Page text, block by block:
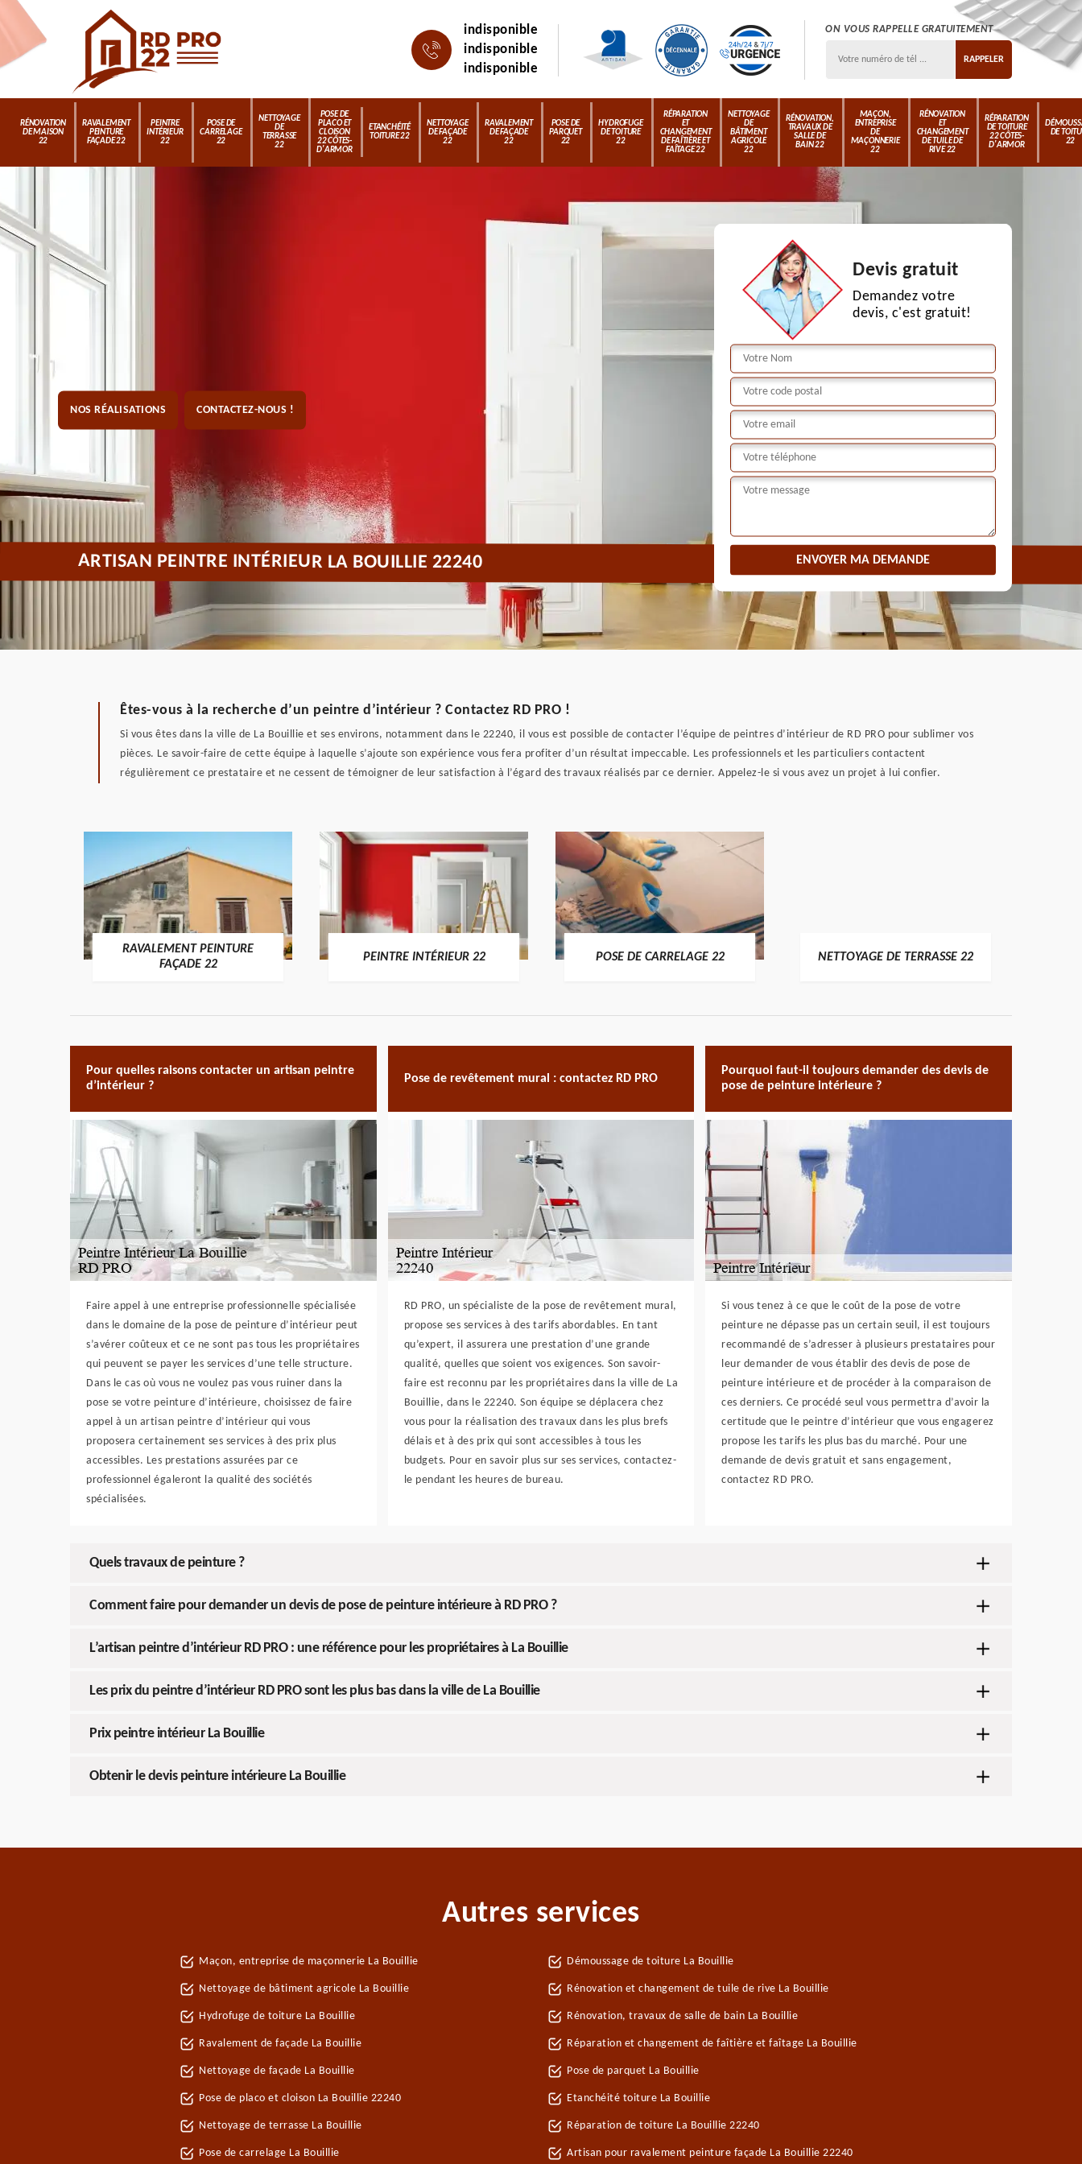
indisponible
indisponible
indisponible
ON VOUS RAPPELLE GRATUITEMENT
RÉNOVATION
DE MAISON
22
RAVALEMENT
PEINTURE
FAÇADE 22
PEINTRE
INTÉRIEUR
22
POSE DE
CARRELAGE
22
NETTOYAGE
DE
TERRASSE
22
POSE DE
PLACO ET
CLOISON
22 CÔTES-
D'ARMOR
ETANCHÉITÉ
TOITURE 22
NETTOYAGE
DE FAÇADE
22
RAVALEMENT
DE FAÇADE
22
POSE DE
PARQUET
22
HYDROFUGE
DE TOITURE
22
RÉPARATION
ET
CHANGEMENT
DE FAÎTIÈRE ET
FAÎTAGE 22
NETTOYAGE
DE
BÂTIMENT
AGRICOLE
22
RÉNOVATION,
TRAVAUX DE
SALLE DE
BAIN 22
MAÇON,
ENTREPRISE
DE
MAÇONNERIE
22
RÉNOVATION
ET
CHANGEMENT
DE TUILE DE
RIVE 22
RÉPARATION
DE TOITURE
22 CÔTES-
D'ARMOR
DE
22
NOS RÉALISATIONS CONTACTEZ-NOUS !
Devis gratuit
Demandez votre
devis, c'est gratuit!
ARTISAN PEINTRE INTÉRIEUR LA BOUILLIE 22240
Êtes-vous à la recherche d’un peintre d’intérieur ? Contactez RD PRO !
Si vous êtes dans la ville de La Bouillie et ses environs, notamment dans le 22240, il vous est possible de contacter l’équipe de peintres d’intérieur de RD PRO pour sublimer vos
pièces. Le savoir-faire de cette équipe à laquelle s’ajoute son expérience vous fera profiter d’un résultat impeccable. Les professionnels et les particuliers contactent
régulièrement ce prestataire et ne cessent de témoigner de leur satisfaction à l’égard des travaux réalisés par ce dernier. Appelez-le si vous avez un projet à lui confier.
RAVALEMENT PEINTURE
FAÇADE 22
PEINTRE INTÉRIEUR 22 POSE DE CARRELAGE 22 NETTOYAGE DE TERRASSE 22
Pour quelles raisons contacter un artisan peintre
d’intérieur ?
Faire appel à une entreprise professionnelle spécialisée
dans le domaine de la pose de peinture d’intérieur peut
s’avérer coûteux et ce ne sont pas tous les propriétaires
qui peuvent se payer les services d’une telle structure.
Dans le cas où vous ne voulez pas vous ruiner dans la
pose se votre peinture d’intérieure, choisissez de faire
appel à un artisan peintre d’intérieur qui vous
proposera certainement ses services à des prix plus
accessibles. Les prestations assurées par ce
professionnel égaleront la qualité des sociétés
spécialisées.
Pose de revêtement mural : contactez RD PRO
RD PRO, un spécialiste de la pose de revêtement mural,
propose ses services à des tarifs abordables. En tant
qu’expert, il assurera une prestation d’une grande
qualité, quelles que soient vos exigences. Son savoir-
faire est reconnu par les propriétaires dans la ville de La
Bouillie, dans le 22240. Son équipe se déplacera chez
vous pour la réalisation des travaux dans les plus brefs
délais et à des prix qui sont accessibles à tous les
budgets. Pour en savoir plus sur ses services, contactez-
le pendant les heures de bureau.
Pourquoi faut-il toujours demander des devis de
pose de peinture intérieure ?
Si vous tenez à ce que le coût de la pose de votre
peinture ne dépasse pas un certain seuil, il est toujours
recommandé de s’adresser à plusieurs prestataires pour
leur demander de vous établir des devis de pose de
peinture intérieure et de procéder à la comparaison de
ces derniers. Ce procédé seul vous permettra d’avoir la
certitude que le peintre d’intérieur que vous engagerez
propose les tarifs les plus bas du marché. Pour une
demande de devis gratuit et sans engagement,
contactez RD PRO.
Quels travaux de peinture ?
Comment faire pour demander un devis de pose de peinture intérieure à RD PRO ?
L’artisan peintre d’intérieur RD PRO : une référence pour les propriétaires à La Bouillie
Les prix du peintre d’intérieur RD PRO sont les plus bas dans la ville de La Bouillie
Prix peintre intérieur La Bouillie
Obtenir le devis peinture intérieure La Bouillie
Autres services
Maçon, entreprise de maçonnerie La Bouillie
Nettoyage de bâtiment agricole La Bouillie
Hydrofuge de toiture La Bouillie
Ravalement de façade La Bouillie
Nettoyage de façade La Bouillie
Pose de placo et cloison La Bouillie 22240
Nettoyage de terrasse La Bouillie
Pose de carrelage La Bouillie
Démoussage de toiture La Bouillie
Rénovation et changement de tuile de rive La Bouillie
Rénovation, travaux de salle de bain La Bouillie
Réparation et changement de faîtière et faîtage La Bouillie
Pose de parquet La Bouillie
Etanchéité toiture La Bouillie
Réparation de toiture La Bouillie 22240
Artisan pour ravalement peinture façade La Bouillie 22240